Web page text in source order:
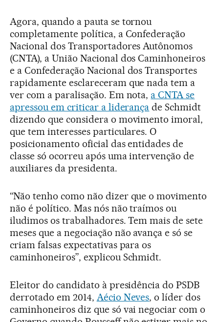
Agora, quando a pauta se tornou
completamente política, a Confederação
Nacional dos Transportadores Autônomos
(CNTA), a União Nacional dos Caminhoneiros
e a Confederação Nacional dos Transportes
rapidamente esclareceram que nada tem a
ver com a paralisação. Em nota, a CNTA se
apressou em criticar a liderança de Schmidt
dizendo que considera o movimento imoral,
que tem interesses particulares. O
posicionamento oficial das entidades de
classe só ocorreu após uma intervenção de
auxiliares da presidenta.
“Não tenho como não dizer que o movimento
não é político. Mas nós não traímos ou
iludimos os trabalhadores. Tem mais de sete
meses que a negociação não avança e só se
criam falsas expectativas para os
caminhoneiros”, explicou Schmidt.
Eleitor do candidato à presidência do PSDB
derrotado em 2014, Aécio Neves, o líder dos
caminhoneiros diz que só vai negociar com o